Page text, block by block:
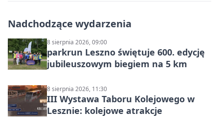
Nadchodzące wydarzenia
8 sierpnia 2026, 09:00
parkrun Leszno świętuje 600. edycję
jubileuszowym biegiem na 5 km
8 sierpnia 2026, 11:30
III Wystawa Taboru Kolejowego w
Lesznie: kolejowe atrakcje